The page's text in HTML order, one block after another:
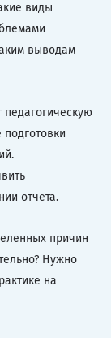
виды
выводам
педагогическую
подготовки
отчета.
причин
Нужно
на